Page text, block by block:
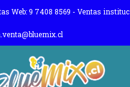
Web: 9 7408 8569 - Ventas